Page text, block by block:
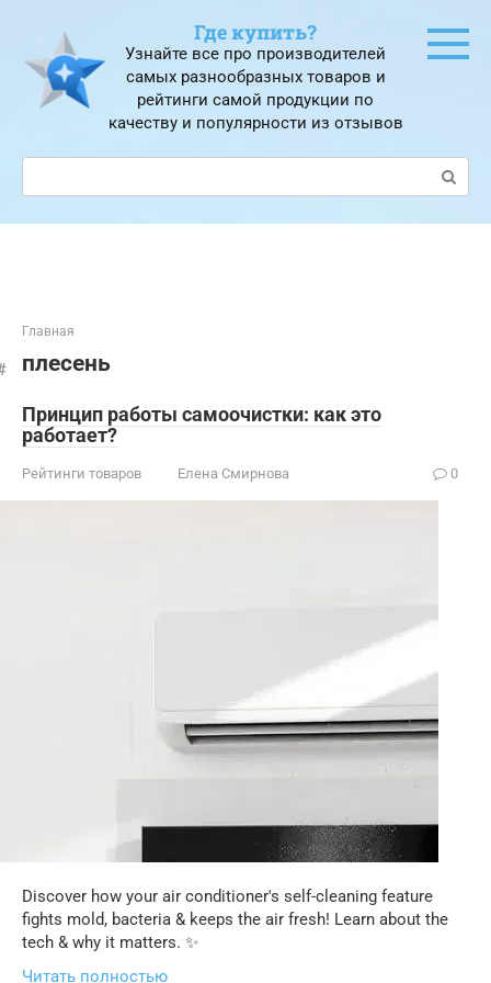
контенту
Где купить?
Узнайте все про производителей
самых разнообразных товаров и
рейтинги самой продукции по
качеству и популярности из отзывов
Поиск:
Главная
плесень
Принцип работы самоочистки: как это
работает?
Рейтинги товаров Елена Смирнова 0
Discover how your air conditioner's self-cleaning feature
fights mold, bacteria & keeps the air fresh! Learn about the
tech & why it matters. ✨
Читать полностью